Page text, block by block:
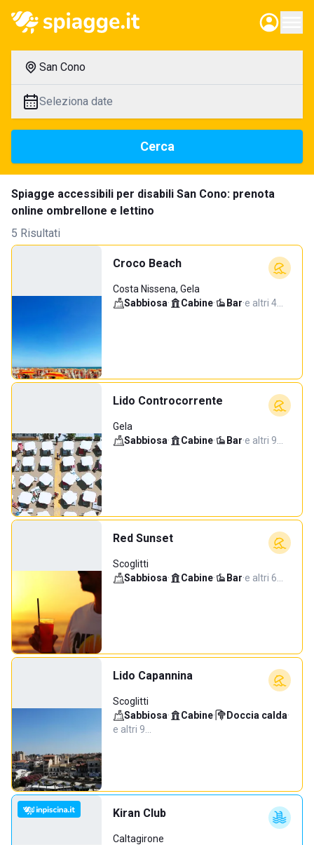
San Cono
Seleziona date
Cerca
Spiagge accessibili per disabili San Cono: prenota
online ombrellone e lettino
5 Risultati
Croco Beach
Costa Nissena, Gela
Sabbiosa· Cabine· Bar·e altri 4…
Lido Controcorrente
Gela
Sabbiosa· Cabine· Bar·e altri 9…
Red Sunset
Scoglitti
Sabbiosa· Cabine· Bar·e altri 6…
Lido Capannina
Scoglitti
Sabbiosa· Cabine· Doccia calda·
e altri 9…
Kiran Club
Caltagirone